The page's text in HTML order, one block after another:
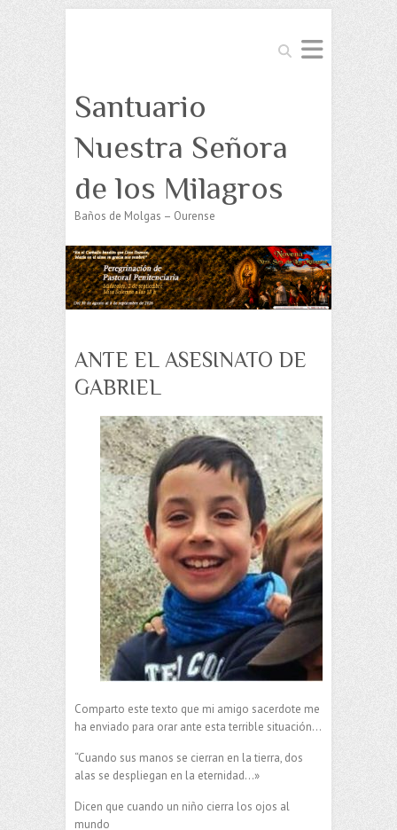
Buscar
Santuario
Nuestra Señora
de los Milagros
Baños de Molgas – Ourense
ANTE EL ASESINATO DE
GABRIEL
Comparto este texto que mi amigo sacerdote me
ha enviado para orar ante esta terrible situación…
“Cuando sus manos se cierran en la tierra, dos
alas se despliegan en la eternidad…»
Dicen que cuando un niño cierra los ojos al
mundo